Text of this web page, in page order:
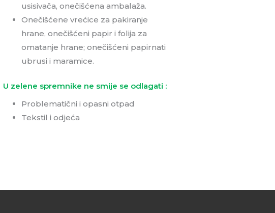
usisivača, onečišćena ambalaža.
Onečišćene vrećice za pakiranje
hrane, onečišćeni papir i folija za
omatanje hrane; onečišćeni papirnati
ubrusi i maramice.
U zelene spremnike ne smije se odlagati :
Problematični i opasni otpad
Tekstil i odjeća